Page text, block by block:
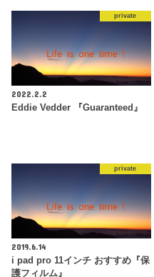
private
2022.2.2
Eddie Vedder 『Guaranteed』
private
2019.6.14
i pad pro 11インチ おすすめ『保
護フィルム』